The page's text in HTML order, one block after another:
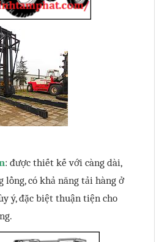
: được thiết kế với càng dài,
lồng, có khả năng tải hàng ở
ý, đặc biệt thuận tiện cho